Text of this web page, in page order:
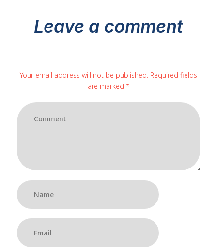
Leave a comment
Your email address will not be published. Required fields
are marked *